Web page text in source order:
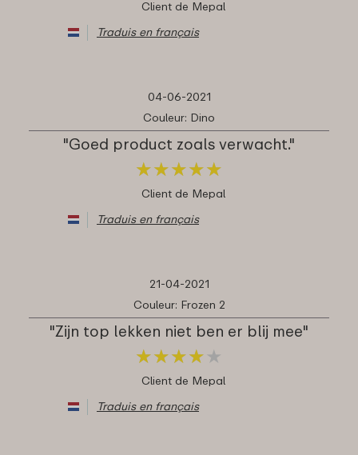
Client de Mepal
Traduis en français
04-06-2021
Couleur: Dino
"Goed product zoals verwacht."
★★★★★
★★★★★
Client de Mepal
Traduis en français
21-04-2021
Couleur: Frozen 2
"Zijn top lekken niet ben er blij mee"
★★★★ ★
★★★★ ★
Client de Mepal
Traduis en français